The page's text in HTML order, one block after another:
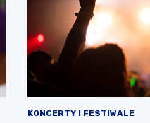
KONCERTY I FESTIWALE